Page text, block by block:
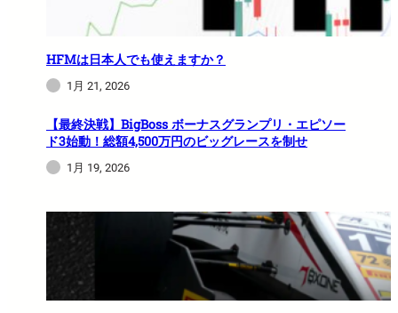
HFMは日本人でも使えますか？
1月 21, 2026
【最終決戦】BigBoss ボーナスグランプリ・エピソー
ド3始動！総額4,500万円のビッグレースを制せ
1月 19, 2026